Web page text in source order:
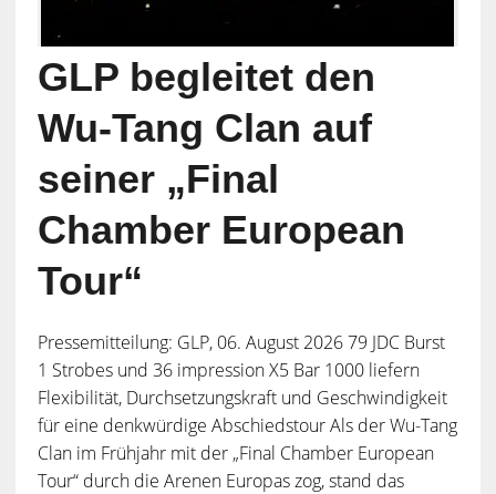
GLP begleitet den
Wu-Tang Clan auf
seiner „Final
Chamber European
Tour“
Pressemitteilung: GLP, 06. August 2026 79 JDC Burst
1 Strobes und 36 impression X5 Bar 1000 liefern
Flexibilität, Durchsetzungskraft und Geschwindigkeit
für eine denkwürdige Abschiedstour Als der Wu-Tang
Clan im Frühjahr mit der „Final Chamber European
Tour“ durch die Arenen Europas zog, stand das